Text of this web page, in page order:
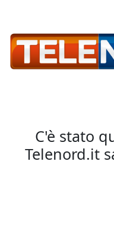
C'è stato
Telenord.it